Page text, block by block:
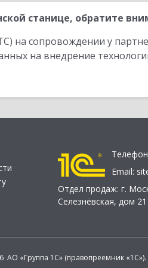
станице, обратите
на сопровождении у
на внедрение
Email:
Отдел продаж: г.
Селезнёвская, дом 21
АО «Группа 1С» (правопреемник